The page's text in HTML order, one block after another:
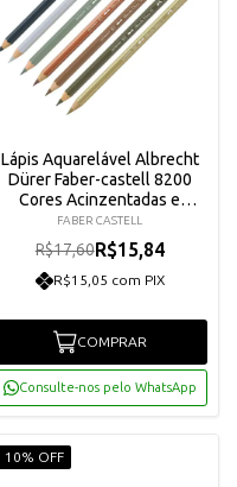
Lápis Aquarelável Albrecht
Dürer Faber-castell 8200
Cores Acinzentadas e
Terrosas
FABER CASTELL
R$17,60R$15,84
R$15,05 com PIX
COMPRAR
Consulte-nos pelo WhatsApp
10% OFF